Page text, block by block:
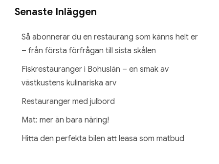
Senaste Inläggen
Så abonnerar du en restaurang som känns helt er
– från första förfrågan till sista skålen
Fiskrestauranger i Bohuslän – en smak av
västkustens kulinariska arv
Restauranger med julbord
Mat: mer än bara näring!
Hitta den perfekta bilen att leasa som matbud